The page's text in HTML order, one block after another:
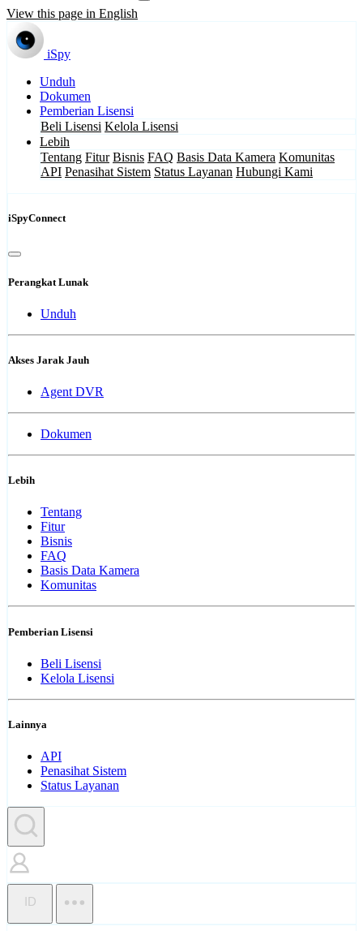
View this page in English
iSpy
Unduh
Dokumen
Pemberian Lisensi
Beli Lisensi Kelola Lisensi
Lebih
Tentang Fitur Bisnis FAQ Basis Data Kamera Komunitas
API Penasihat Sistem Status Layanan Hubungi Kami
iSpyConnect
Perangkat Lunak
Unduh
Akses Jarak Jauh
Agent DVR
Dokumen
Lebih
Tentang
Fitur
Bisnis
FAQ
Basis Data Kamera
Komunitas
Pemberian Lisensi
Beli Lisensi
Kelola Lisensi
Lainnya
API
Penasihat Sistem
Status Layanan
ID